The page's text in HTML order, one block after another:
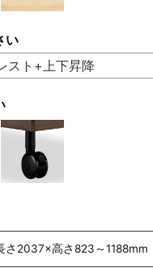
い
さ2037×高さ823～1188mm